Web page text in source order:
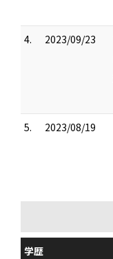
4. 2023/09/23
5. 2023/08/19
学歴